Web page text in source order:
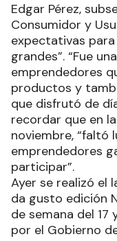
Edgar Pérez,
Consumidor y
expectativas
grandes”. “Fue
emprendedores
productos y
que disfrutó de
recordar que en
noviembre, “faltó
emprendedores
participar”.
Ayer se realizó el
da gusto edición
de semana del 17
por el Gobierno